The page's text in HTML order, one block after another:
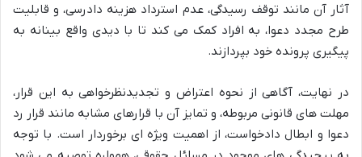
آثار آن مانند توقف رسیدگی، عدم استرداد هزینه دادرسی، و قابلیت
طرح مجدد دعوا، به افراد کمک می کند تا با دیدی واقع بینانه به
پیگیری پرونده خود بپردازند.
در نهایت، آگاهی از نحوه اعتراض و تجدیدنظرخواهی به این قرار،
مهلت های قانونی مربوطه، و تمایز آن با قرارهای مشابه مانند قرار رد
دعوا و ابطال دادخواست، از اهمیت ویژه ای برخوردار است. با توجه